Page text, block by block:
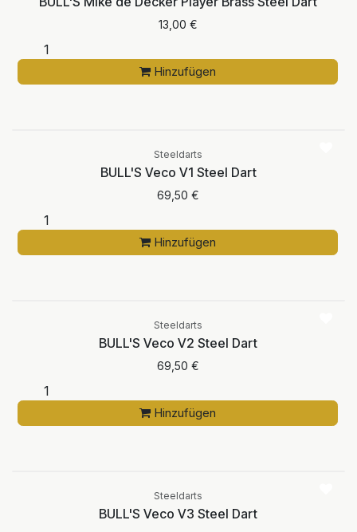
13,00 €
Hinzufügen
Steeldarts
BULL'S Veco V1 Steel Dart
69,50 €
Hinzufügen
Steeldarts
BULL'S Veco V2 Steel Dart
69,50 €
Hinzufügen
Steeldarts
BULL'S Veco V3 Steel Dart